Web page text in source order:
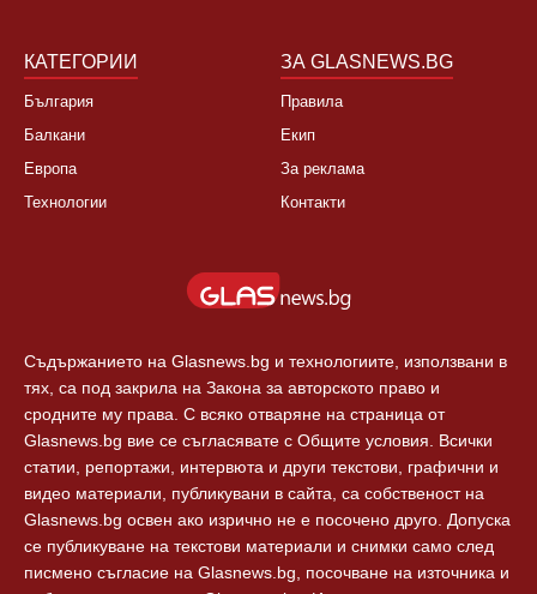
КАТЕГОРИИ
България
Балкани
Европа
Технологии
ЗА GLASNEWS.BG
Правила
Екип
За реклама
Контакти
Съдържанието на Glasnews.bg и технологиите, използвани в
тях, са под закрила на Закона за авторското право и
сродните му права. С всяко отваряне на страница от
Glasnews.bg вие се съгласявате с Общите условия. Всички
статии, репортажи, интервюта и други текстови, графични и
видео материали, публикувани в сайта, са собственост на
Glasnews.bg освен ако изрично не е посочено друго. Допуска
се публикуване на текстови материали и снимки само след
писмено съгласие на Glasnews.bg, посочване на източника и